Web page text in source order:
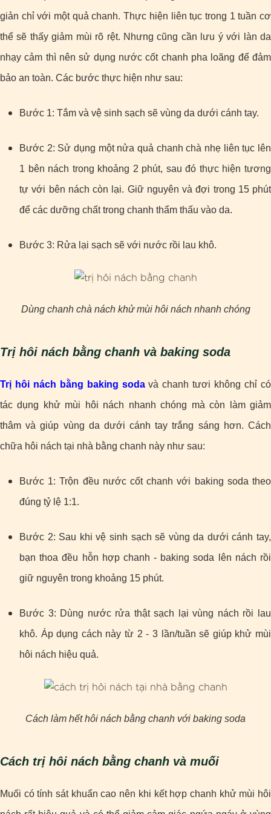
giản chỉ với một quả chanh. Thực hiện liên tục trong 1 tuần cơ
thể sẽ thấy giảm mùi rõ rệt. Nhưng cũng cần lưu ý với làn da
nhạy cảm thì nên sử dụng nước cốt chanh pha loãng để đảm
bảo an toàn. Các bước thực hiện như sau:
Bước 1: Tắm và vệ sinh sạch sẽ vùng da dưới cánh tay.
Bước 2: Sử dụng một nửa quả chanh chà nhẹ liên tục lên
1 bên nách trong khoảng 2 phút, sau đó thực hiện tương
tự với bên nách còn lại. Giữ nguyên và đợi trong 15 phút
để các dưỡng chất trong chanh thẩm thấu vào da.
Bước 3: Rửa lại sạch sẽ với nước rồi lau khô.
Dùng chanh chà nách khử mùi hôi nách nhanh chóng
Trị hôi nách bằng chanh và baking soda
Trị hôi nách bằng baking sodavà chanh tươi không chỉ có
tác dụng khử mùi hôi nách nhanh chóng mà còn làm giảm
thâm và giúp vùng da dưới cánh tay trắng sáng hơn. Cách
chữa hôi nách tại nhà bằng chanh này như sau:
Bước 1: Trộn đều nước cốt chanh với baking soda theo
đúng tỷ lệ 1:1.
Bước 2: Sau khi vệ sinh sạch sẽ vùng da dưới cánh tay,
bạn thoa đều hỗn hợp chanh - baking soda lên nách rồi
giữ nguyên trong khoảng 15 phút.
Bước 3: Dùng nước rửa thật sạch lại vùng nách rồi lau
khô. Áp dụng cách này từ 2 - 3 lần/tuần sẽ giúp khử mùi
hôi nách hiệu quả.
Cách làm hết hôi nách bằng chanh với baking soda
Cách trị hôi nách bằng chanh và muối
Muối có tính sát khuẩn cao nên khi kết hợp chanh khử mùi hôi